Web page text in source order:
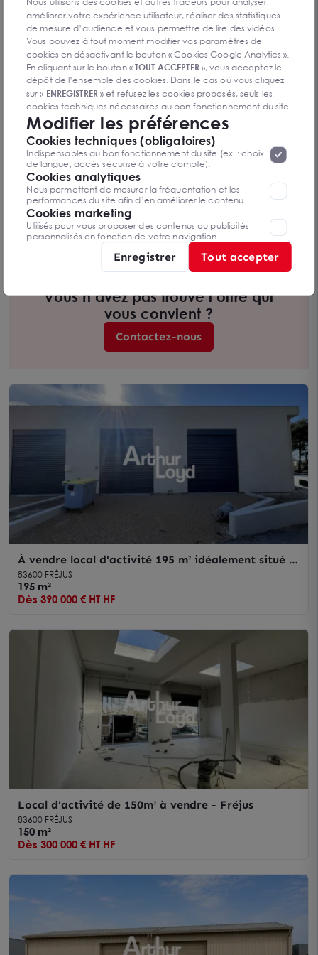
BATIMENT INDEPENDANT SUR SON TERRAIN A
VENDRE - 83440 - TOURETTES SURFACE TOTALE :
350m² SUR UN TERRAIN DE 1100m²
83440 TOURRETTES
350 m²
Dès 700 000 €
Vous n’avez pas trouvé l’offre qui
vous convient ?
Contactez-nous
À vendre local d'activité 195 m² idéalement situé à
Fréjus
83600 FRÉJUS
195 m²
Dès 390 000 € HT HF
Local d'activité de 150m² à vendre - Fréjus
83600 FRÉJUS
150 m²
Dès 300 000 € HT HF
améliorer votre expérience utilisateur, réaliser des statistiques
de mesure d’audience et vous permettre de lire des vidéos.
Vous pouvez à tout moment modifier vos paramètres de
cookies en désactivant le bouton « Cookies Google Analytics ».
En cliquant sur le bouton «TOUT ACCEPTER», vous acceptez le
dépôt de l’ensemble des cookies. Dans le cas où vous cliquez
sur « ENREGISTRER» et refusez les cookies proposés, seuls les
cookies techniques nécessaires au bon fonctionnement du site
seront déposés. Pour plus d’informations, vous pouvez consulter
la page«Protection des données à caractère
personnel ».Lorsque vous naviguez sur notre site internet, il
peut être amenée à déposer des cookies. Vous avez la
possibilité de désactiver les cookies, ces réglages ne seront
valables que sur le navigateur que vous utilisez actuellement
Modifier les préférences
Cookies techniques (obligatoires)
Indispensables au bon fonctionnement du site (ex. : choix
de langue, accès sécurisé à votre compte).
Cookies analytiques
Nous permettent de mesurer la fréquentation et les
performances du site afin d’en améliorer le contenu.
Cookies marketing
Utilisés pour vous proposer des contenus ou publicités
personnalisés en fonction de votre navigation.
Enregistrer Tout accepter